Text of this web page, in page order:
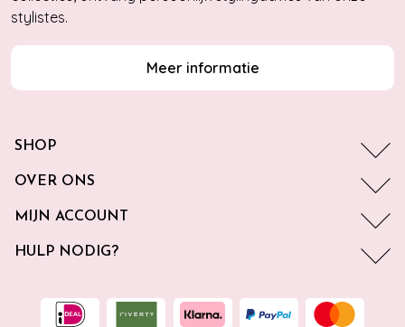
stylistes.
Meer informatie
SHOP
OVER ONS
MIJN ACCOUNT
HULP NODIG?